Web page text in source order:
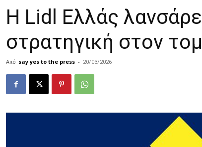
Η Lidl Ελλάς
στρατηγική στον
Από say yes to the press - 20/03/2026